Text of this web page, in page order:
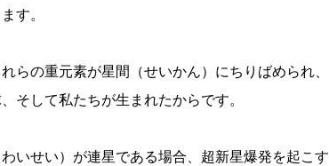
す。
らの重元素が星間（せいかん）にちりばめられ、
そして私たちが生まれたからです。
いせい）が連星である場合、超新星爆発を起こす